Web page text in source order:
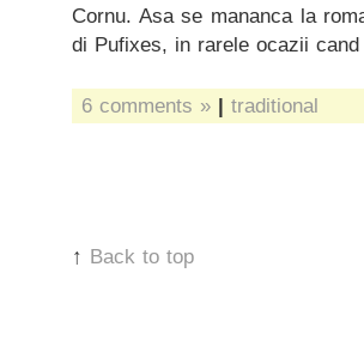
Cornu. Asa se mananca la
di Pufixes, in rarele ocazii
6 comments » | traditional
↑ Back to top